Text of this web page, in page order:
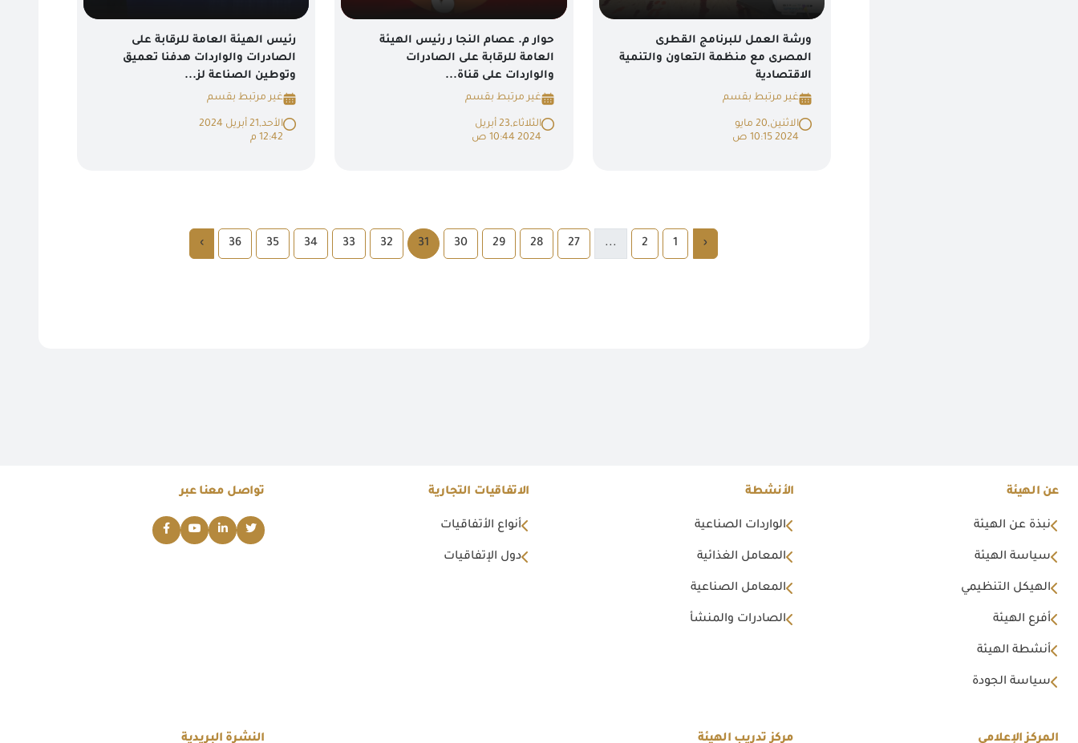
ورشة العمل للبرنامج القطرى
المصرى مع منظمة التعاون والتنمية
الاقتصادية
غير مرتبط بقسم
الاثنين,20 مايو
2024 10:15 ص
حوار م. عصام النجا ر رئيس الهيئة
العامة للرقابة على الصادرات
والواردات على قناة...
غير مرتبط بقسم
الثلاثاء,23 أبريل
2024 10:44 ص
رئيس الهيئة العامة للرقابة على
الصادرات والواردات هدفنا تعميق
وتوطين الصناعة لز...
غير مرتبط بقسم
الأحد,21 أبريل 2024
12:42 م
‹
1
2
...
27
28
29
30
31
32
33
34
35
36
›
عن الهيئة
نبذة عن الهيئة
سياسة الهيئة
الهيكل التنظيمي
أفرع الهيئة
أنشطة الهيئة
سياسة الجودة
الأنشطة
الواردات الصناعية
المعامل الغذائية
المعامل الصناعية
الصادرات والمنشأ
الاتفاقيات التجارية
أنواع الأتفاقيات
دول الإتفاقيات
تواصل معنا عبر
المركز الإعلامي مركز تدريب الهيئة النشرة البريدية